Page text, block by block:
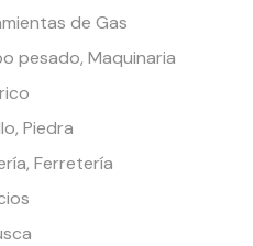
de Gas
pesado, Maquinaria
Piedra
Ferretería